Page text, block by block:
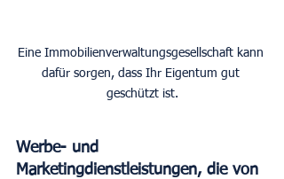
Eine Immobilienverwaltungsgesellschaft kann
dafür sorgen, dass Ihr Eigentum gut
geschützt ist.
Werbe- und
Marketingdienstleistungen, die von